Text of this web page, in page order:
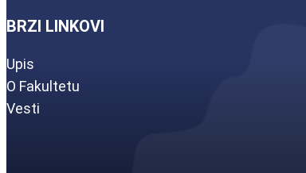
BRZI LINKOVI
Upis
O Fakultetu
Vesti